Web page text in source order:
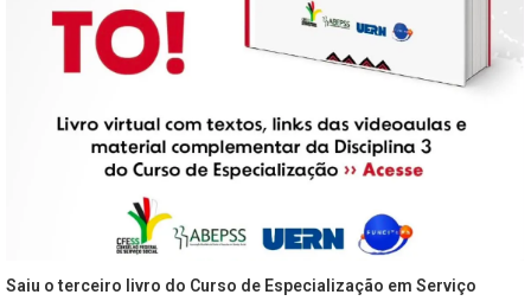
Saiu o terceiro livro do Curso de Especialização em Serviço